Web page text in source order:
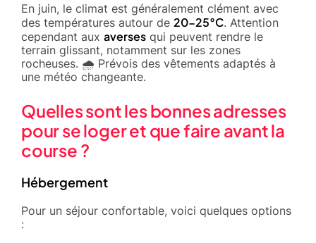
En juin, le climat est généralement clément avec
des températures autour de 20-25°C. Attention
cependant aux averses qui peuvent rendre le
terrain glissant, notamment sur les zones
rocheuses. 🌧️ Prévois des vêtements adaptés à
une météo changeante.
Quelles sont les bonnes adresses
pour se loger et que faire avant la
course ?
Hébergement
Pour un séjour confortable, voici quelques options
: